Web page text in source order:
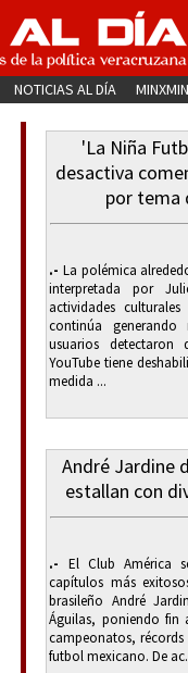
NOTICIAS AL DÍA
'La Niña
desactiva
por tema
.- La polémica
interpretada por
actividades
continúa
usuarios
YouTube tiene
medida ...
André Jardine
estallan con
.- El Club América
capítulos más
brasileño André
Águilas, poniendo
campeonatos,
futbol mexicano. De